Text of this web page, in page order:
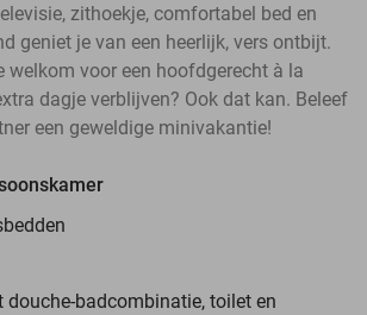
zithoekje, comfortabel bed en
geniet je van een heerlijk, vers ontbijt.
welkom voor een hoofdgerecht à la
dagje verblijven? Ook dat kan. Beleef
een geweldige minivakantie!
douche-badcombinatie, toilet en